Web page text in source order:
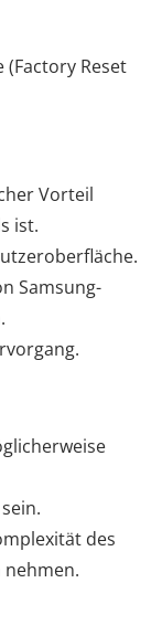
(Factory Reset
Vorteil
ist.
Samsung-
des
nehmen.